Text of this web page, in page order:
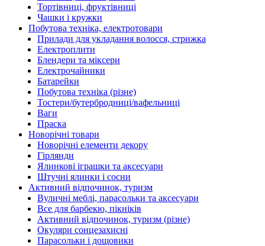
Тортівниці, фруктівниці
Чашки і кружки
Побутова техніка, електротовари
Прилади для укладання волосся, стрижка
Електроплити
Блендери та міксери
Електрочайники
Батарейки
Побутова техніка (різне)
Тостери/бутербродниці/вафельниці
Ваги
Праска
Новорічні товари
Новорічні елементи декору
Гірлянди
Ялинкові іграшки та аксесуари
Штучні ялинки і сосни
Активний відпочинок, туризм
Вуличні меблі, парасольки та аксесуари
Все для барбекю, пікніків
Активний відпочинок, туризм (різне)
Окуляри сонцезахисні
Парасольки і дощовики